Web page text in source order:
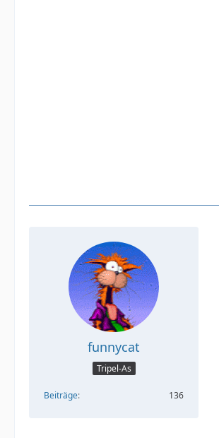
funnycat
Tripel-As
Beiträge 136